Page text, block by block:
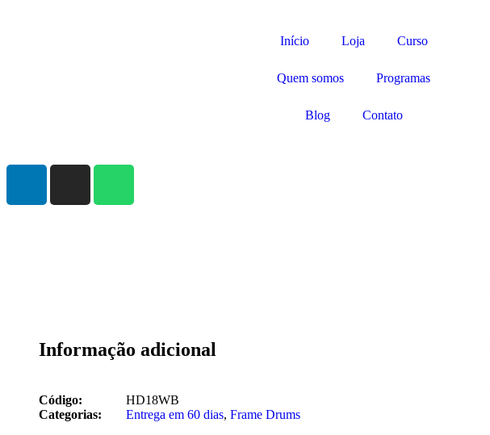
Início Loja Curso
Quem somos Programas
Blog Contato
Informação adicional
Código:
HD18WB
Categorias:
Entrega em 60 dias, Frame Drums